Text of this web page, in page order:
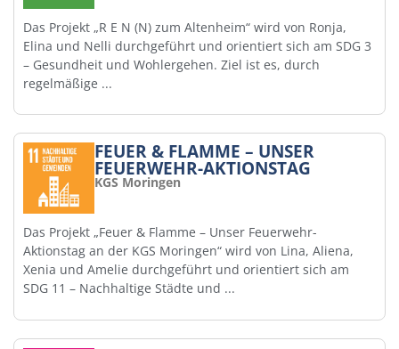
Das Projekt „R E N (N) zum Altenheim“ wird von Ronja,
Elina und Nelli durchgeführt und orientiert sich am SDG 3
– Gesundheit und Wohlergehen. Ziel ist es, durch
regelmäßige ...
FEUER & FLAMME – UNSER
FEUERWEHR-AKTIONSTAG
KGS Moringen
Das Projekt „Feuer & Flamme – Unser Feuerwehr-
Aktionstag an der KGS Moringen“ wird von Lina, Aliena,
Xenia und Amelie durchgeführt und orientiert sich am
SDG 11 – Nachhaltige Städte und ...